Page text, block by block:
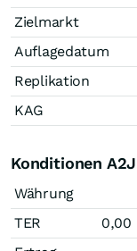
Zielmarkt
Auflagedatum
Replikation
KAG
Konditionen
Währung
TER
0,00